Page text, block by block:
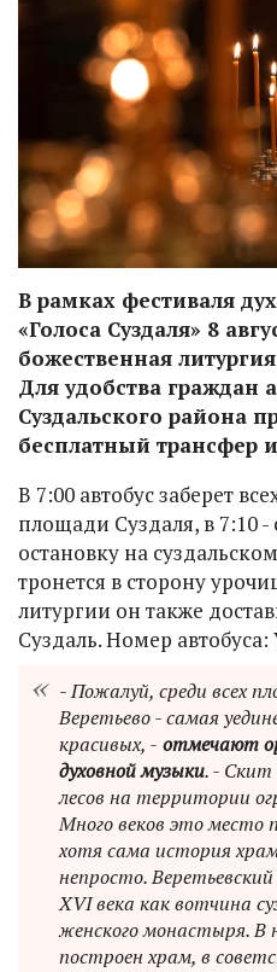
В рамках фестиваля
«Голоса Суздаля» 8
божественная
Для удобства граждан
Суздальского района
бесплатный трансфер
В 7:00 автобус заберет
площади Суздаля, в 7:10
остановку на
тронется в сторону
литургии он также
Суздаль. Номер автобуса:
- Пожалуй, среди всех
Веретьево - самая
красивых, - отмечают
духовной музыки. - Скит
лесов на территории
Много веков это место
хотя сама история
непросто.
XVI века как вотчина
женского монастыря. В
построен храм, в